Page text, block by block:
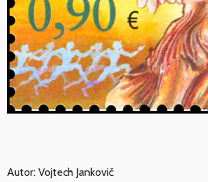
Autor: Vojtech Jankovič